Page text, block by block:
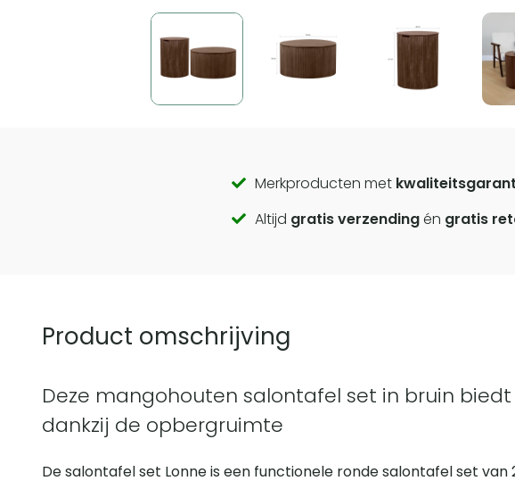
Call
to
Merkproducten met
Altijd gratis verzendingén gratis
Product omschrijving
Deze mangohouten salontafel set in bruin
dankzij de opbergruimte
De salontafel set Lonne is een functionele ronde salontafel set van